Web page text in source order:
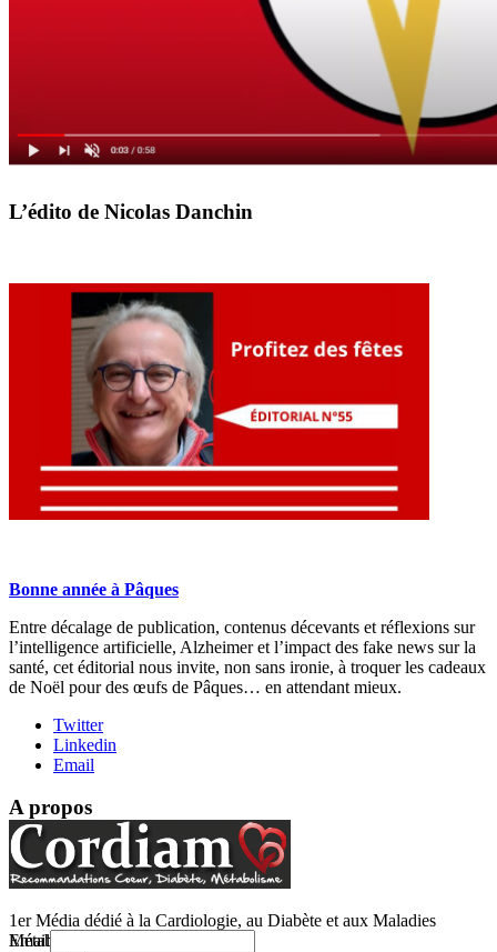
L’édito de Nicolas Danchin
Bonne année à Pâques
Entre décalage de publication, contenus décevants et réflexions sur
l’intelligence artificielle, Alzheimer et l’impact des fake news sur la
santé, cet éditorial nous invite, non sans ironie, à troquer les cadeaux
de Noël pour des œufs de Pâques… en attendant mieux.
Twitter
Linkedin
Email
A propos
1er Média dédié à la Cardiologie, au Diabète et aux Maladies
Métaboliques.
Email